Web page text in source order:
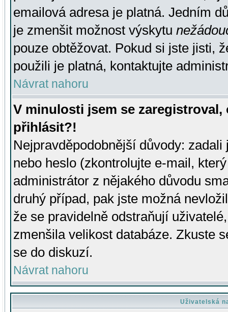
emailová adresa je platná. Jedním
je zmenšit možnost výskytu
pouze obtěžovat. Pokud si jste jisti,
použili je platná, kontaktujte
Návrat nahoru
V minulosti jsem se
přihlásit?!
Nejpravděpodobnější důvody:
nebo heslo (zkontrolujte e-mail,
administrátor z nějakého důvodu
druhý případ, pak jste možná
že se pravidelně odstraňují
zmenšila velikost databáze. Zkuste
se do diskuzí.
Návrat nahoru
Uživatelská